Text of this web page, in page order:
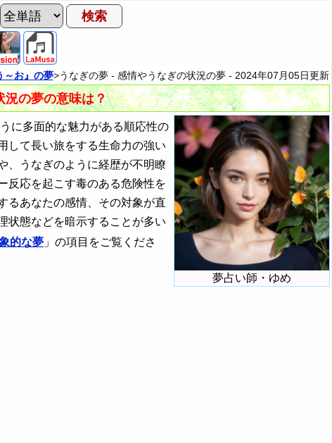
～お』の夢>うなぎの夢 - 感情やうなぎの状況の夢 - 2024年07月05日更新
況の夢の意味は？
夢占い師・ゆめ
に多面的な魅力がある順応性の
して長い旅をする生命力の強い
、うなぎのように経歴が不明瞭
反応を起こす毒のある危険性を
るあなたの感情、その対象が直
状態などを暗示することが多い
的な夢 」の項目をご覧くださ